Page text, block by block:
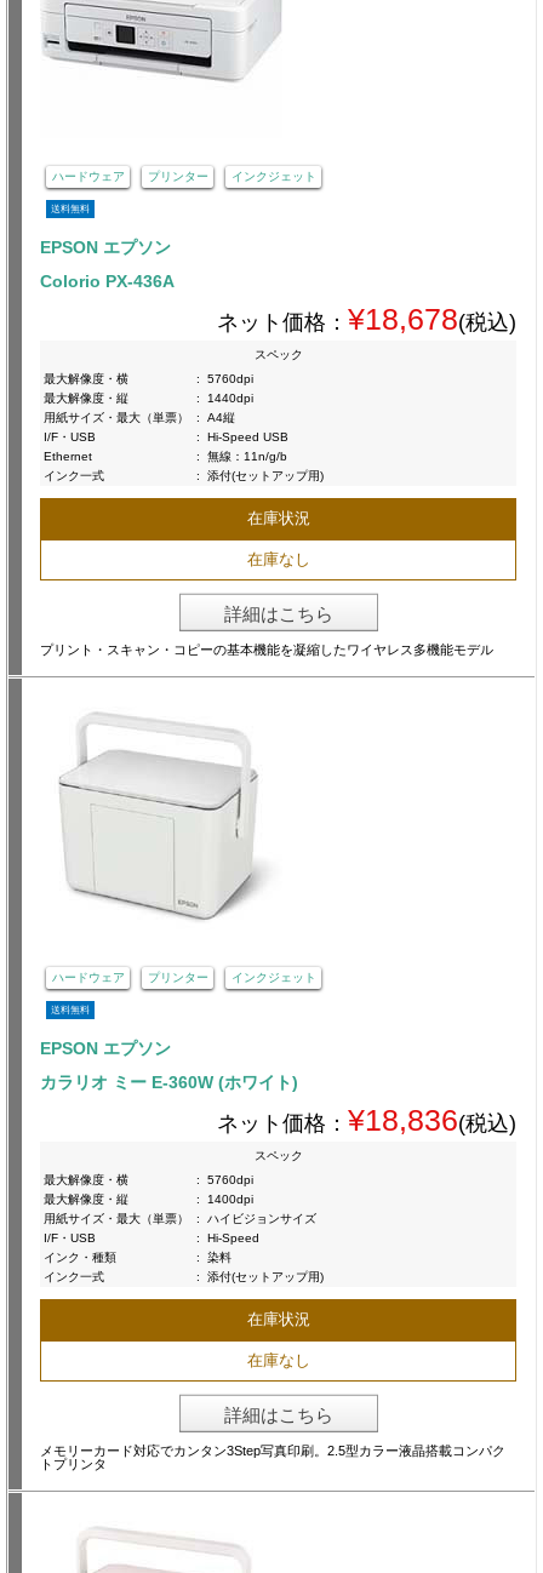
ハードウェア プリンター インクジェット
送料無料
EPSON エプソン
Colorio PX-436A
ネット価格： ¥18,678(税込)
スペック
最大解像度・横
:
5760dpi
最大解像度・縦
:
1440dpi
用紙サイズ・最大（単票）
:
A4縦
I/F・USB
:
Hi-Speed USB
Ethernet
:
無線：11n/g/b
インク一式
: 添付(セットアップ用)
在庫状況
在庫なし
詳細はこちら
プリント・スキャン・コピーの基本機能を凝縮したワイヤレス多機能モデル
ハードウェア プリンター インクジェット
送料無料
EPSON エプソン
カラリオ ミー E-360W (ホワイト)
ネット価格： ¥18,836(税込)
スペック
最大解像度・横
:
5760dpi
最大解像度・縦
:
1400dpi
用紙サイズ・最大（単票）
:
ハイビジョンサイズ
I/F・USB
:
Hi-Speed
インク・種類
:
染料
インク一式
: 添付(セットアップ用)
在庫状況
在庫なし
詳細はこちら
メモリーカード対応でカンタン3Step写真印刷。2.5型カラー液晶搭載コンパク
トプリンタ